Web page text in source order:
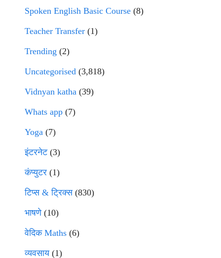
Spoken English Basic Course (8)
Teacher Transfer (1)
Trending (2)
Uncategorised (3,818)
Vidnyan katha (39)
Whats app (7)
Yoga (7)
इंटरनेट(3)
कंप्युटर (1)
टिप्स & ट्रिक्स(830)
भाषणे(10)
वेदिक Maths (6)
व्यवसाय(1)